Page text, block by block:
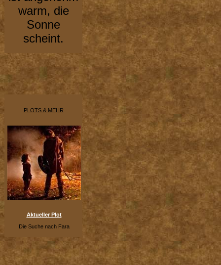
warm, die
Sonne
scheint.
PLOTS & MEHR
Aktueller Plot
Die Suche nach Fara